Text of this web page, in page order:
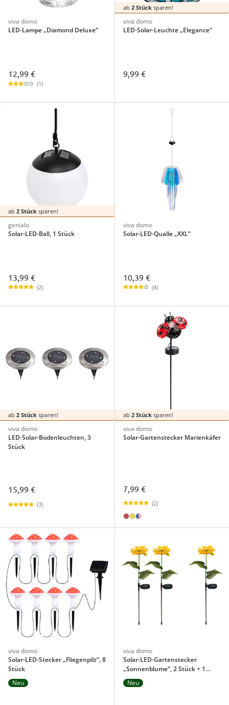
viva domo
LED-Lampe „Diamond Deluxe“
12,99 €
(1)
ab 2 Stücksparen!
viva domo
LED-Solar-Leuchte „Elegance“
9,99 €
ab 2 Stück sparen!
genialo
Solar-LED-Ball, 1 Stück
13,99 €
(2)
viva domo
Solar-LED-Qualle „XXL“
10,39 €
(4)
ab 2 Stück sparen!
viva domo
LED-Solar-Bodenleuchten, 3
Stück
15,99 €
(3)
ab 2 Stücksparen!
viva domo
Solar-Gartenstecker Marienkäfer
7,99 €
(2)
viva domo
Solar-LED-Stecker „Fliegenpilz“, 8
Stück
Neu
viva domo
Solar-LED-Gartenstecker
„Sonnenblume“, 2 Stück + 1
gratis
Neu